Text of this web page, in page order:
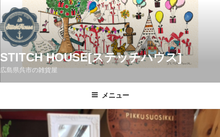
ン
テ
ン
ツ
へ
プ
STITCH HOUSE[ステッチハウス]
広島県呉市の雑貨屋
メニュー